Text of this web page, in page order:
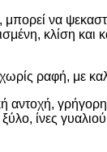
να
κλίση και
ραφή, με
αντοχή,
ίνες